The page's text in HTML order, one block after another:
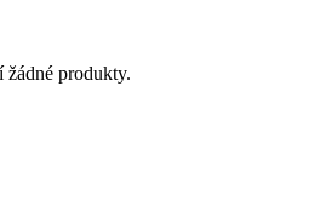
žádné produkty.